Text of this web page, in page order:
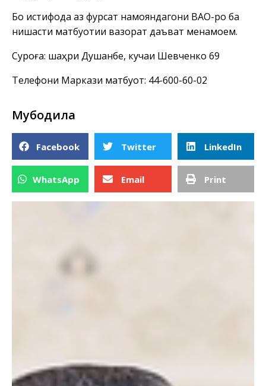
Бо истифода аз фурсат намояндагони ВАО-ро ба
нишасти матбуотии вазорат даъват менамоем.
Суроға: шаҳри Душанбе, кучаи Шевченко 69
Телефони Маркази матбуот: 44-600-60-02
Мубодила
Facebook Twitter LinkedIn
WhatsApp Email Print